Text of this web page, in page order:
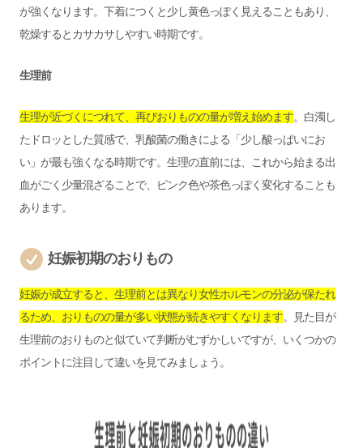
が強くなります。下着につくと少し黄色っぽく見えることもあり、
乾燥するとカサカサしやすい時期です。
生理前
生理が近づくにつれて、再びおりものの量が増え始めます。白濁し
たドロッとした質感で、乳酸菌の働きによる「少し酸っぱいにお
い」が最も強くなる時期です。生理の直前には、これから始まる出
血がごく少量混ざることで、ピンク色や茶色っぽく変化することも
あります。
妊娠初期のおりもの
妊娠が成立すると、生理前とは異なり女性ホルモンの分泌が保たれ
るため、おりものの量が多い状態が続きやすくなります。見た目が
生理前のおりものと似ていて判断がむずかしいですが、いくつかの
ポイントに注目して違いを見てみましょう。